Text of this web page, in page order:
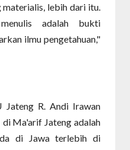
lebih dari itu.
adalah bukti
ilmu pengetahuan,"
R. Andi Irawan
Ma'arif Jateng adalah
di Jawa terlebih di